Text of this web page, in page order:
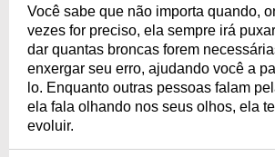
Você sabe que não importa quando,
vezes for preciso, ela sempre irá
dar quantas broncas forem
enxergar seu erro, ajudando você a
lo. Enquanto outras pessoas falam
ela fala olhando nos seus olhos, ela
evoluir.